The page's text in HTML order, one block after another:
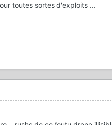
toutes sortes d'exploits ...